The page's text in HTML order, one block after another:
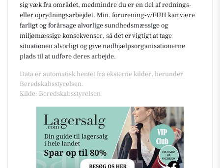
sig væk fra området, medmindre du er en del af rednings-
eller oprydningsarbejdet. Min. forurening-v/FUH kan være
farligt og forårsage alvorlige sundhedsmæssige og
miljømæssige konsekvenser, så det er vigtigt at tage
situationen alvorligt og give nødhjælpsorganisationerne
plads til at udføre deres arbejde.
Data er automatisk hentet fra eksterne kilder, herunder
Beredskabsstyrelsen.
Kilde: Beredskabsstyrelsen